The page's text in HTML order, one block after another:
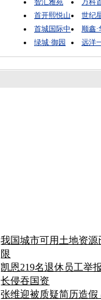
智汇雅苑
万科
首开熙悦山
世纪
首城国际中
顺鑫·
绿城·御园
远洋
我国城市可用土地资源
限
凯恩219名退休员工举
长侵吞国资
张维迎被质疑简历造假